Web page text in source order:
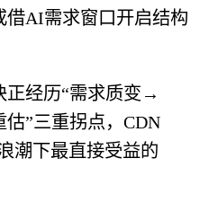
借AI需求窗口开启结构
正经历“需求质变→
”三重拐点，CDN
潮下最直接受益的